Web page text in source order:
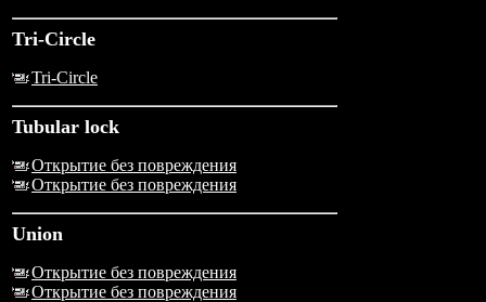
Tri-Circle
Tri-Circle
Tubular lock
Открытие без повреждения
Открытие без повреждения
Union
Открытие без повреждения
Открытие без повреждения